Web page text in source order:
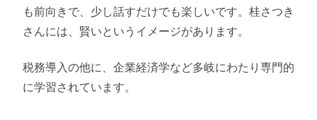
も前向きで、少し話すだけでも楽しいです。桂さつき
さんには、賢いというイメージがあります。
税務導入の他に、企業経済学など多岐にわたり専門的
に学習されています。